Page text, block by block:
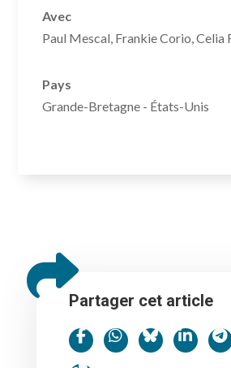
Avec
Paul Mescal, Frankie Corio, Celia
Pays
Grande-Bretagne - États-Unis
Partager cet article